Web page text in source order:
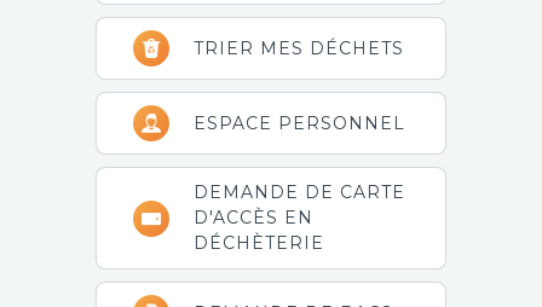
principale
TRIER MES DÉCHETS
ESPACE PERSONNEL
DEMANDE DE CARTE
D'ACCÈS EN
DÉCHÈTERIE